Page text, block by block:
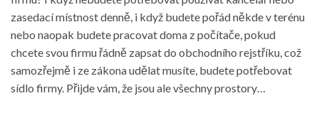
zasedací místnost denně, i když budete pořád někde v terénu
nebo naopak budete pracovat doma z počítače, pokud
chcete svou firmu řádně zapsat do obchodního rejstříku, což
samozřejmě i ze zákona udělat musíte, budete potřebovat
sídlo firmy. Přijde vám, že jsou ale všechny prostory…